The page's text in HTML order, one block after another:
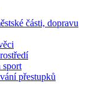
části, dopravu
sport
přestupků